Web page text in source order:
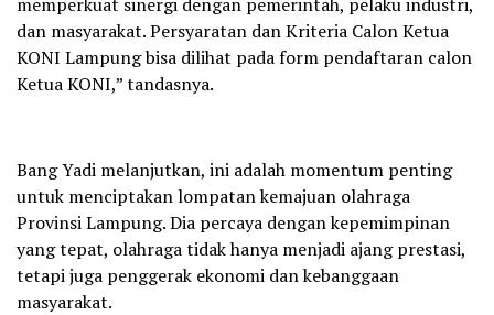
dan masyarakat. Persyaratan dan Kriteria Calon Ketua
KONI Lampung bisa dilihat pada form pendaftaran calon
Ketua KONI,” tandasnya.
Bang Yadi melanjutkan, ini adalah momentum penting
untuk menciptakan lompatan kemajuan olahraga
Provinsi Lampung. Dia percaya dengan kepemimpinan
yang tepat, olahraga tidak hanya menjadi ajang prestasi,
tetapi juga penggerak ekonomi dan kebanggaan
masyarakat.